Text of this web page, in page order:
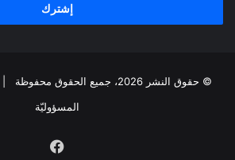
© حقوق النشر 2026، جميع الحقوق محفوظة |
المسؤوليّة
فيسبوك